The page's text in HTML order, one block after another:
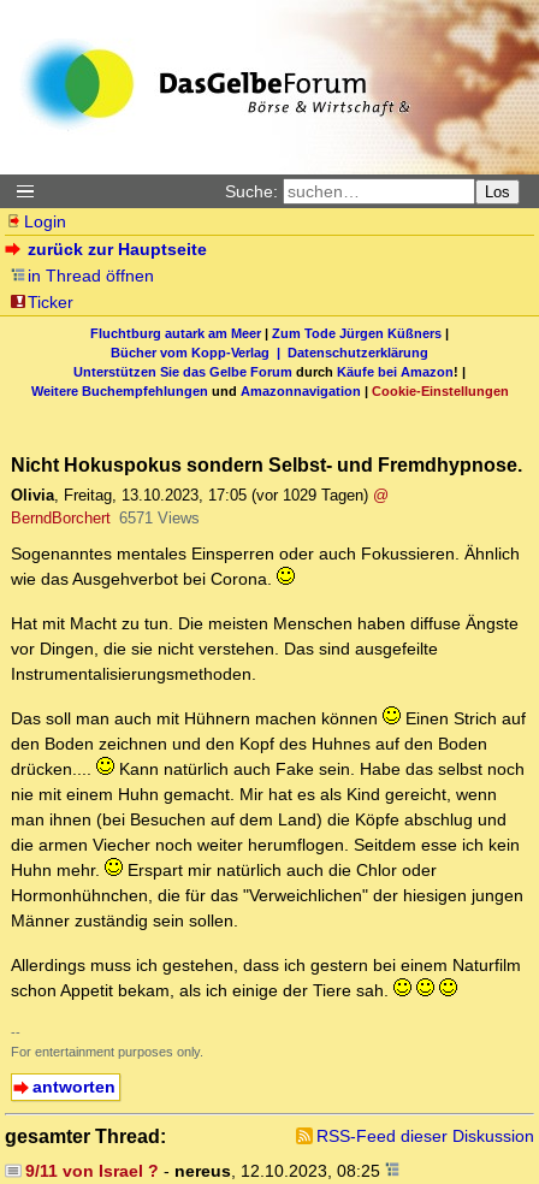
Suche: Los
Login
zurück zur Hauptseite
in Thread öffnen
Ticker
Fluchtburg autark am Meer| Zum Tode Jürgen Küßners |
Bücher vom Kopp-Verlag | Datenschutzerklärung
Unterstützen Sie das Gelbe Forum durch Käufe bei Amazon! |
Weitere Buchempfehlungen und Amazonnavigation | Cookie-Einstellungen
Nicht Hokuspokus sondern Selbst- und Fremdhypnose.
Olivia, Freitag, 13.10.2023, 17:05 (vor 1029 Tagen) @
BerndBorchert 6571 Views
Sogenanntes mentales Einsperren oder auch Fokussieren. Ähnlich
wie das Ausgehverbot bei Corona.
Hat mit Macht zu tun. Die meisten Menschen haben diffuse Ängste
vor Dingen, die sie nicht verstehen. Das sind ausgefeilte
Instrumentalisierungsmethoden.
Das soll man auch mit Hühnern machen können
Einen Strich auf
den Boden zeichnen und den Kopf des Huhnes auf den Boden
drücken....
Kann natürlich auch Fake sein. Habe das selbst noch
nie mit einem Huhn gemacht. Mir hat es als Kind gereicht, wenn
man ihnen (bei Besuchen auf dem Land) die Köpfe abschlug und
die armen Viecher noch weiter herumflogen. Seitdem esse ich kein
Huhn mehr.
Erspart mir natürlich auch die Chlor oder
Hormonhühnchen, die für das "Verweichlichen" der hiesigen jungen
Männer zuständig sein sollen.
Allerdings muss ich gestehen, dass ich gestern bei einem Naturfilm
schon Appetit bekam, als ich einige der Tiere sah.
--
For entertainment purposes only.
antworten
gesamter Thread:
RSS-Feed dieser Diskussion
9/11 von Israel ? - nereus, 12.10.2023, 08:25